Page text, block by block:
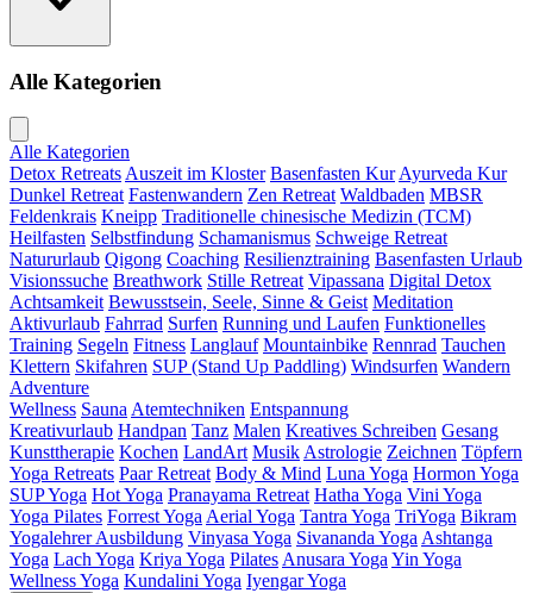
Alle Kategorien
Alle Kategorien
Detox Retreats Auszeit im Kloster Basenfasten Kur Ayurveda Kur
Dunkel Retreat Fastenwandern Zen Retreat Waldbaden MBSR
Feldenkrais Kneipp Traditionelle chinesische Medizin (TCM)
Heilfasten Selbstfindung Schamanismus Schweige Retreat
Natururlaub Qigong Coaching Resilienztraining Basenfasten Urlaub
Visionssuche Breathwork Stille Retreat Vipassana Digital Detox
Achtsamkeit Bewusstsein, Seele, Sinne & Geist Meditation
Aktivurlaub Fahrrad Surfen Running und Laufen Funktionelles
Training Segeln Fitness Langlauf Mountainbike Rennrad Tauchen
Klettern Skifahren SUP (Stand Up Paddling) Windsurfen Wandern
Adventure
Wellness Sauna Atemtechniken Entspannung
Kreativurlaub Handpan Tanz Malen Kreatives Schreiben Gesang
Kunsttherapie Kochen LandArt Musik Astrologie Zeichnen Töpfern
Yoga Retreats Paar Retreat Body & Mind Luna Yoga Hormon Yoga
SUP Yoga Hot Yoga Pranayama Retreat Hatha Yoga Vini Yoga
Yoga Pilates Forrest Yoga Aerial Yoga Tantra Yoga TriYoga Bikram
Yogalehrer Ausbildung Vinyasa Yoga Sivananda Yoga Ashtanga
Yoga Lach Yoga Kriya Yoga Pilates Anusara Yoga Yin Yoga
Wellness Yoga Kundalini Yoga Iyengar Yoga